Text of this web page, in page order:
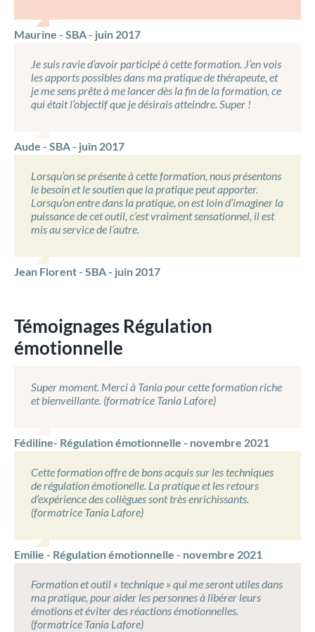
Maurine - SBA - juin 2017
Je suis ravie d’avoir participé à cette formation. J’en vois
les apports possibles dans ma pratique de thérapeute, et
je me sens prête à me lancer dès la fin de la formation, ce
qui était l’objectif que je désirais atteindre. Super !
Aude - SBA - juin 2017
Lorsqu’on se présente à cette formation, nous présentons
le besoin et le soutien que la pratique peut apporter.
Lorsqu’on entre dans la pratique, on est loin d’imaginer la
puissance de cet outil, c’est vraiment sensationnel, il est
mis au service de l’autre.
Jean Florent - SBA - juin 2017
Témoignages Régulation
émotionnelle
Super moment. Merci à Tania pour cette formation riche
et bienveillante. (formatrice Tania Lafore)
Fédiline- Régulation émotionnelle - novembre 2021
Cette formation offre de bons acquis sur les techniques
de régulation émotionelle. La pratique et les retours
d’expérience des collègues sont très enrichissants.
(formatrice Tania Lafore)
Emilie - Régulation émotionnelle - novembre 2021
Formation et outil « technique » qui me seront utiles dans
ma pratique, pour aider les personnes à libérer leurs
émotions et éviter des réactions émotionnelles.
(formatrice Tania Lafore)